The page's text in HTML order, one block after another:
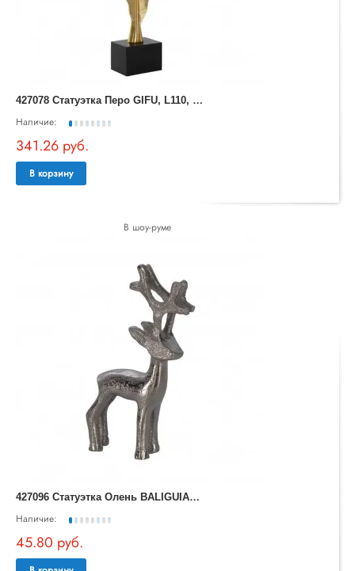
4
27078 Статуэтка Перо GIFU, L110, B70, H560, пластик, золотой, черный
Наличие:
341.26 руб.
В корзину
В шоу-руме
4
27096 Статуэтка Олень BALIGUIAN, L80, B30, H150, алюминий, цвет никель
Наличие:
45.80 руб.